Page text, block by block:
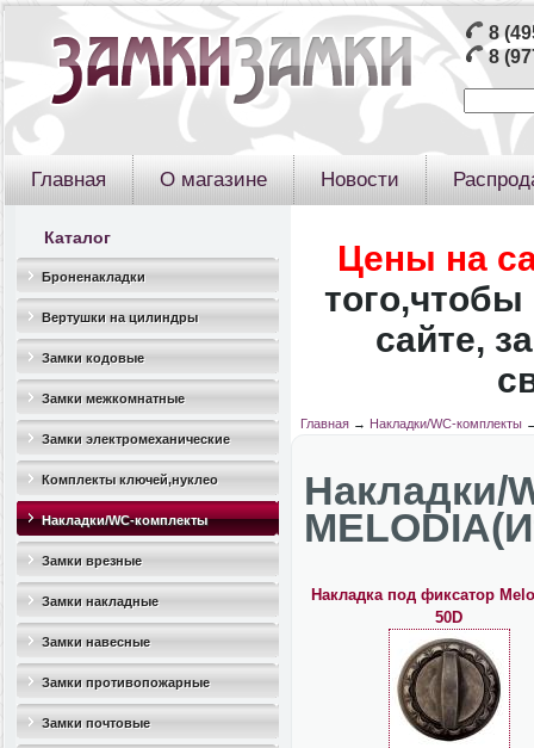
8
8
Главная О магазине Новости
Каталог
Броненакладки
Вертушки на цилиндры
Замки кодовые
Замки межкомнатные
Замки электромеханические
Комплекты ключей,нуклео
Накладки/WC-комплекты
Замки врезные
Замки накладные
Замки навесные
Замки противопожарные
Замки почтовые
Цены на
того,чтобы
сайте,
Главная→ Накладки/WC-комплекты
Накладки/
Накладка под фиксатор
50D